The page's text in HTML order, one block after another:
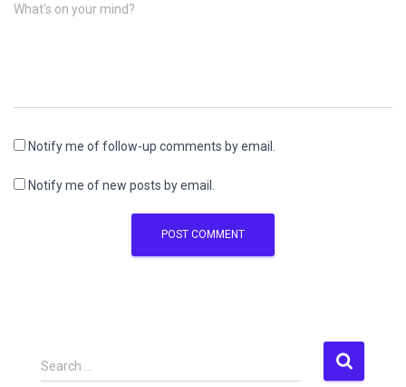
What's on your mind?
Notify me of follow-up comments by email.
Notify me of new posts by email.
S
e
Search …